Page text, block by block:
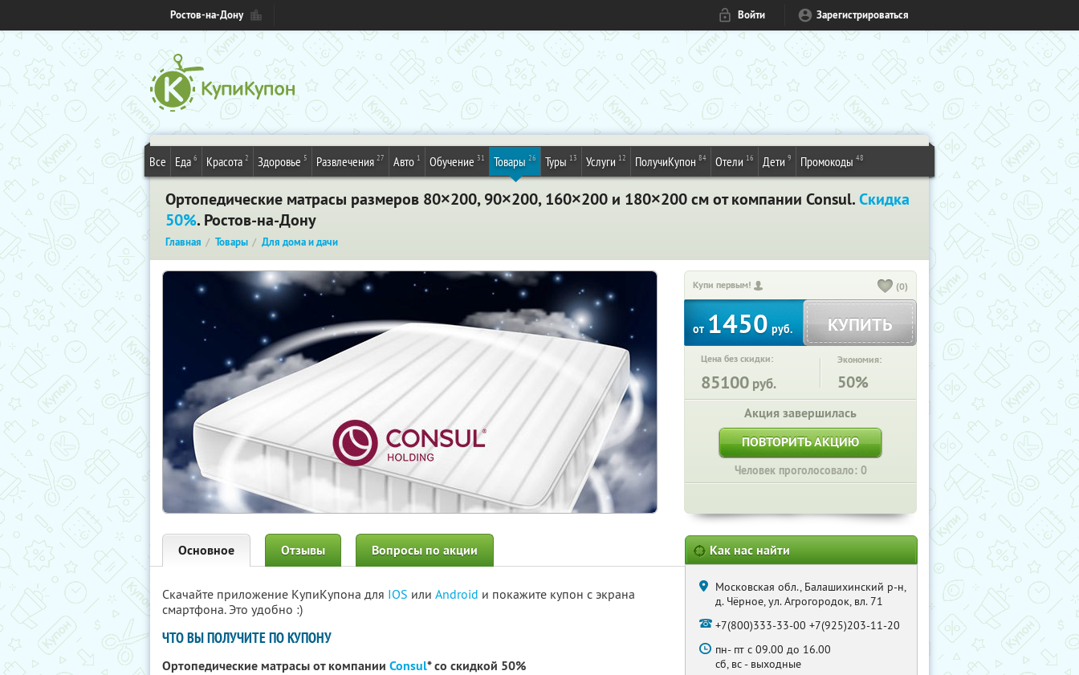
Ростов-на-Дону Войти Зарегистрироваться
Все Еда 6 Красота 2 Здоровье 5 Развлечения 27 Авто 1 Обучение 31 Товары 26 Туры 13 Услуги 12 ПолучиКупон 84 Отели 16 Дети 9 Промокоды 48
Ортопедические матрасы размеров 80×200, 90×200, 160×200 и 180×200 см от компании Consul.Скидка
50%. Ростов-на-Дону
Главная Товары Для дома и дачи
Купи первым! (0)
от 1450 руб. КУПИТЬ
Цена без скидки:
85100 руб.
Экономия:
50%
Акция завершилась
ПОВТОРИТЬ АКЦИЮ
Человек проголосовало: 0
Основное Отзывы Вопросы по акции
Скачайте приложение КупиКупона для IOS или Android и покажите купон с экрана
смартфона. Это удобно :)
ЧТО ВЫ ПОЛУЧИТЕ ПО КУПОНУ
Ортопедические матрасы от компании Consul* со скидкой 50%
Как нас найти
Московская обл., Балашихинский р-н,
д. Чёрное, ул. Агрогородок, вл. 71
+7(800)333-33-00 +7(925)203-11-20
пн- пт с 09.00 до 16.00
сб, вс - выходные